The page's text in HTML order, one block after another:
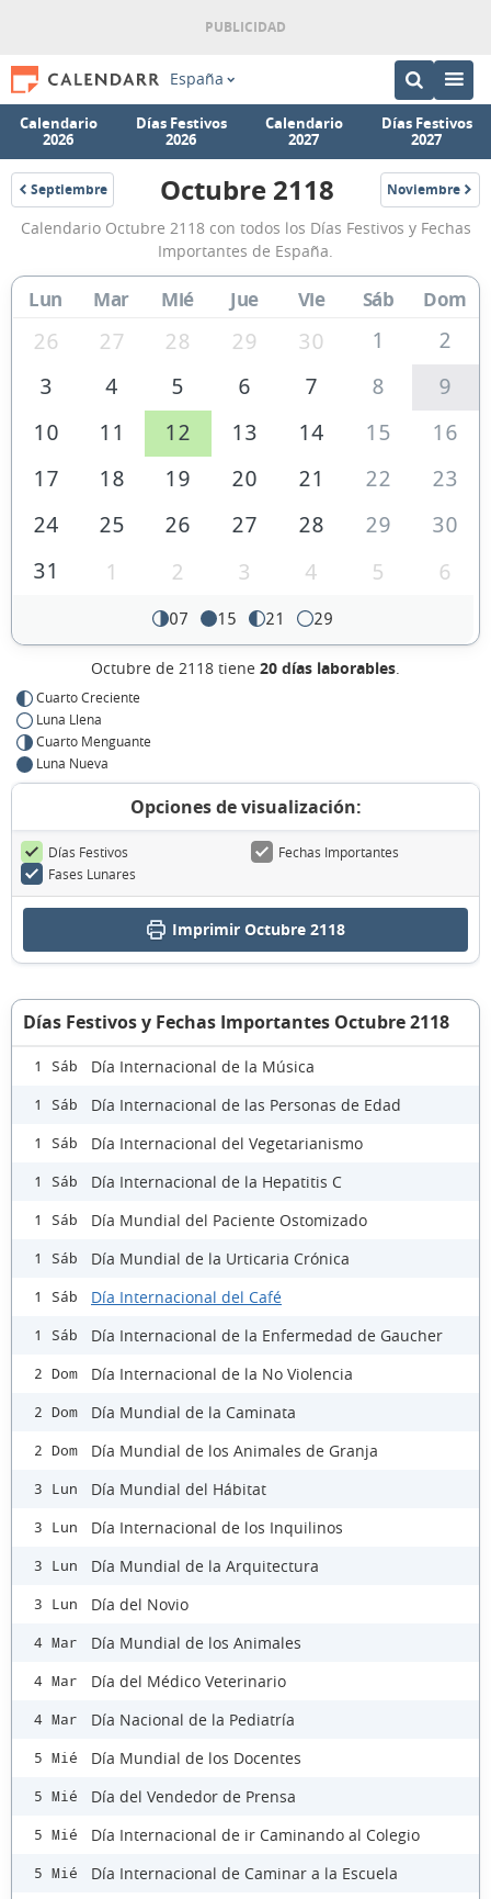
España
Calendario
2026
Días Festivos
2026
Calendario
2027
Días Festivos
2027
Septiembre
2118
Calendario
Octubre
2118
de
España
Octubre 2118 Noviembre
2118
Calendario Octubre 2118 con todos los Días Festivos y Fechas
Importantes de España.
Lun Mar Mié Jue Vie Sáb Dom
26 27 28 29 30 1
2
3
4 5 6 7 8
9
10
11 12 13 14 15
16
17
18 19 20 21 22
23
24
25 26 27 28 29
30
31
1 2 3 4 5 6
07 15 21 29
Octubre de 2118 tiene 20 días laborables.
Cuarto Creciente
Luna Llena
Cuarto Menguante
Luna Nueva
Opciones de visualización:
Días Festivos
Fechas Importantes
Fases Lunares
Imprimir Octubre 2118
Días Festivos y Fechas Importantes Octubre 2118
1 Sáb Día Internacional de la Música
1 Sáb Día Internacional de las Personas de Edad
1 Sáb Día Internacional del Vegetarianismo
1 Sáb Día Internacional de la Hepatitis C
1 Sáb Día Mundial del Paciente Ostomizado
1 Sáb Día Mundial de la Urticaria Crónica
1 Sáb Día Internacional del Café
1 Sáb Día Internacional de la Enfermedad de Gaucher
2 Dom Día Internacional de la No Violencia
2 Dom Día Mundial de la Caminata
2 Dom Día Mundial de los Animales de Granja
3 Lun Día Mundial del Hábitat
3 Lun Día Internacional de los Inquilinos
3 Lun Día Mundial de la Arquitectura
3 Lun Día del Novio
4 Mar Día Mundial de los Animales
4 Mar Día del Médico Veterinario
4 Mar Día Nacional de la Pediatría
5 Mié Día Mundial de los Docentes
5 Mié Día del Vendedor de Prensa
5 Mié Día Internacional de ir Caminando al Colegio
5 Mié Día Internacional de Caminar a la Escuela